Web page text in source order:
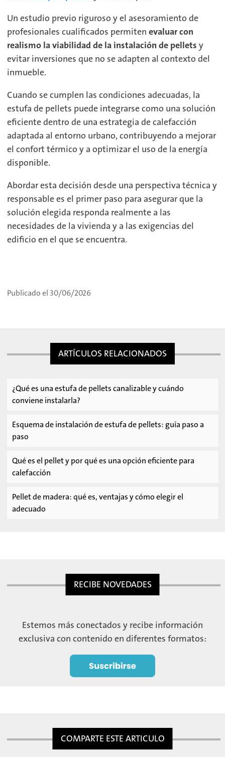
Un estudio previo riguroso y el asesoramiento de
profesionales cualificados permiten evaluar con
realismo la viabilidad de la instalación de pellets y
evitar inversiones que no se adapten al contexto del
inmueble.
Cuando se cumplen las condiciones adecuadas, la
estufa de pellets puede integrarse como una solución
eficiente dentro de una estrategia de calefacción
adaptada al entorno urbano, contribuyendo a mejorar
el confort térmico y a optimizar el uso de la energía
disponible.
Abordar esta decisión desde una perspectiva técnica y
responsable es el primer paso para asegurar que la
solución elegida responda realmente a las
necesidades de la vivienda y a las exigencias del
edificio en el que se encuentra.
Publicado el 30/06/2026
ARTÍCULOS RELACIONADOS
¿Qué es una estufa de pellets canalizable y cuándo
conviene instalarla?
Esquema de instalación de estufa de pellets: guía paso a
paso
Qué es el pellet y por qué es una opción eficiente para
calefacción
Pellet de madera: qué es, ventajas y cómo elegir el
adecuado
RECIBE NOVEDADES
Estemos más conectados y recibe información
exclusiva con contenido en diferentes formatos:
COMPARTE ESTE ARTICULO